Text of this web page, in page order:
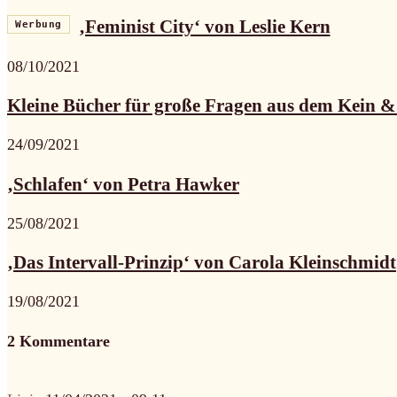
Werbung ‚Feminist City‘ von Leslie Kern
08/10/2021
Kleine Bücher für große Fragen aus dem Kein
24/09/2021
‚Schlafen‘ von Petra Hawker
25/08/2021
‚Das Intervall-Prinzip‘ von Carola Kleinschmidt
19/08/2021
2 Kommentare